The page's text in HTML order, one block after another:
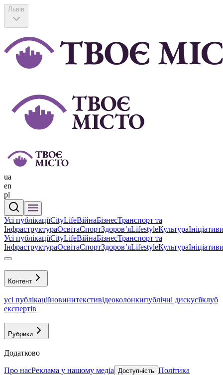
Львів
ua
en
pl
Усі публікаціїCityLifeВійнаБізнесТранспорт та
ІнфраструктураОсвітаСпортЗдоровʼяLifestyleКультура
Усі публікаціїCityLifeВійнаБізнесТранспорт та
ІнфраструктураОсвітаСпортЗдоровʼяLifestyleКультура
Контент
усі публікаціїновинитекстивідеоколонкипублічні дискусіїклуб
експертів
Рубрики
Додатково
Про насРеклама у нашому медіа Доступність Політика